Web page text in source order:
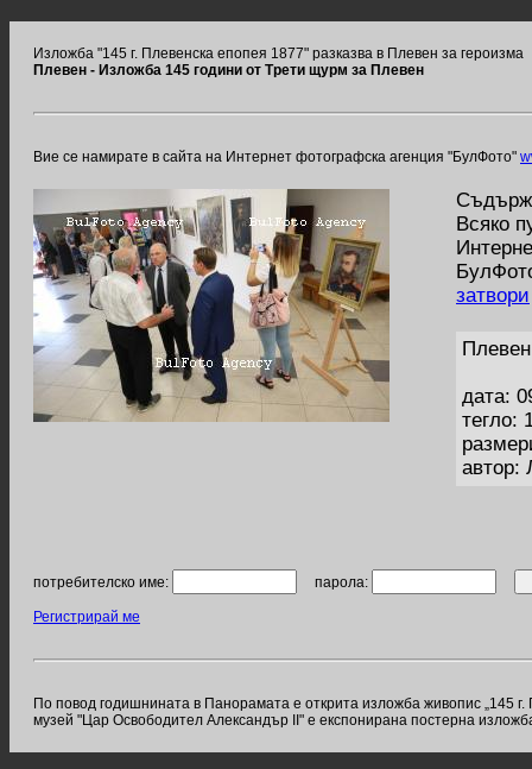
Изложба "145 г. Плевенска епопея 1877" разказва в Плевен за героизма
Плевен - Изложба 145 години от Трети щурм за Плевен
Вие се намирате в сайта на Интернет фотографска агенция "БулФото"
Всяко
затвори
дата:
тегло:
автор:
потребителско име: парола:
Регистрирай ме
По повод годишнината в Панорамата е открита изложба живопис „145
музей "Цар Освободител Александър II" е експонирана постерна